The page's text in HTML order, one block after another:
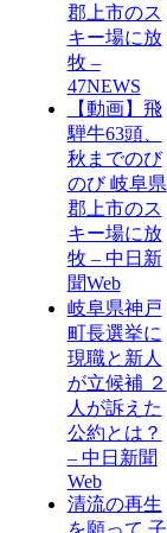
郡上市のス
キー場に放
牧 –
47NEWS
【動画】飛
騨牛63頭、
秋までのび
のび 岐阜県
郡上市のス
キー場に放
牧 – 中日新
聞Web
岐阜県神戸
町長選挙に
現職と新人
が立候補 ２
人が訴えた
公約とは？
– 中日新聞
Web
清流の再生
を願って 子